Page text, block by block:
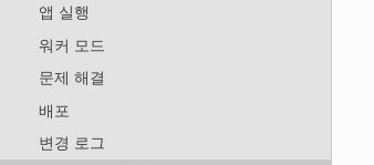
앱 실행
워커 모드
문제 해결
배포
변경 로그